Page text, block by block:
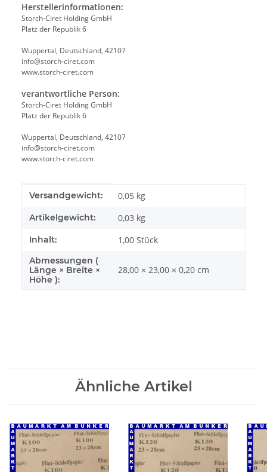
Herstellerinformationen:
Storch-Ciret Holding GmbH
Platz der Republik 6
Wuppertal, Deutschland, 42107
info@storch-ciret.com
www.storch-ciret.com
verantwortliche Person:
Storch-Ciret Holding GmbH
Platz der Republik 6
Wuppertal, Deutschland, 42107
info@storch-ciret.com
www.storch-ciret.com
Produkteigenschaft
Wert
Versandgewicht: 0,05 kg
Artikelgewicht: 0,03 kg
Inhalt: 1,00 Stück
Abmessungen (
Länge × Breite ×
Höhe ):
28,00 × 23,00 × 0,20 cm
Ähnliche Artikel